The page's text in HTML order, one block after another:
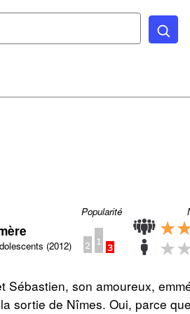
(2012)
Popularité
Sébastien, son amoureux,
sortie de Nîmes. Oui, parce